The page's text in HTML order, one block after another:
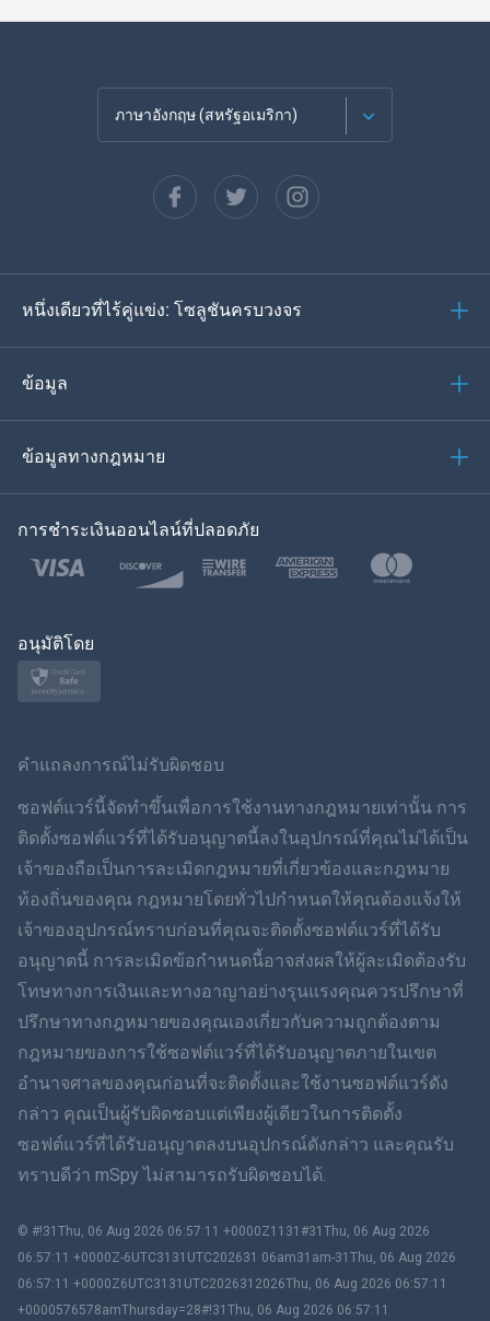
ภาษาอังกฤษ (สหรัฐอเมริกา)
Español
ภาษาเยอรมัน
โปรตุเกส
ภาษาไทย
โปแลนด์
ภาษาไทย
Dansk
ฮินดี
ภาษาฮีบรู
โรมาเนีย
กรีก
หนึ่งเดียวที่ไร้คู่แข่ง: โซลูชันครบวงจร
ข้อมูล
ข้อมูลทางกฎหมาย
การชำระเงินออนไลน์ที่ปลอดภัย
อนุมัติโดย
คำแถลงการณ์ไม่รับผิดชอบ
ซอฟต์แวร์นี้จัดทำขึ้นเพื่อการใช้งานทางกฎหมายเท่านั้น การ
ติดตั้งซอฟต์แวร์ที่ได้รับอนุญาตนี้ลงในอุปกรณ์ที่คุณไม่ได้เป็น
เจ้าของถือเป็นการละเมิดกฎหมายที่เกี่ยวข้องและกฎหมาย
ท้องถิ่นของคุณ กฎหมายโดยทั่วไปกำหนดให้คุณต้องแจ้งให้
เจ้าของอุปกรณ์ทราบก่อนที่คุณจะติดตั้งซอฟต์แวร์ที่ได้รับ
อนุญาตนี้ การละเมิดข้อกำหนดนี้อาจส่งผลให้ผู้ละเมิดต้องรับ
โทษทางการเงินและทางอาญาอย่างรุนแรงคุณควรปรึกษาที่
ปรึกษาทางกฎหมายของคุณเองเกี่ยวกับความถูกต้องตาม
กฎหมายของการใช้ซอฟต์แวร์ที่ได้รับอนุญาตภายในเขต
อำนาจศาลของคุณก่อนที่จะติดตั้งและใช้งานซอฟต์แวร์ดัง
กล่าว คุณเป็นผู้รับผิดชอบแต่เพียงผู้เดียวในการติดตั้ง
ซอฟต์แวร์ที่ได้รับอนุญาตลงบนอุปกรณ์ดังกล่าว และคุณรับ
ทราบดีว่า mSpy ไม่สามารถรับผิดชอบได้.
© #!31Thu, 06 Aug 2026 06:57:11 +0000Z1131#31Thu, 06 Aug 2026
06:57:11 +0000Z-6UTC3131UTC202631 06am31am-31Thu, 06 Aug 2026
06:57:11 +0000Z6UTC3131UTC2026312026Thu, 06 Aug 2026 06:57:11
+0000576578amThursday=28#!31Thu, 06 Aug 2026 06:57:11